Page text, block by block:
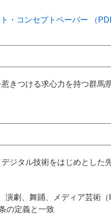
・コンセプトペーパー （
きつける求心力を持つ群馬
ジタル技術をはじめとした
演劇、舞踊、メディア芸術
の定義と一致